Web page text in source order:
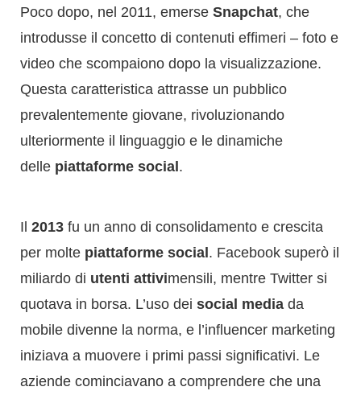
Poco dopo, nel 2011, emerse Snapchat, che
introdusse il concetto di contenuti effimeri – foto e
video che scompaiono dopo la visualizzazione.
Questa caratteristica attrasse un pubblico
prevalentemente giovane, rivoluzionando
ulteriormente il linguaggio e le dinamiche
delle piattaforme social.
Il 2013 fu un anno di consolidamento e crescita
per molte piattaforme social . Facebook superò il
miliardo di utenti attivimensili, mentre Twitter si
quotava in borsa. L’uso dei social media da
mobile divenne la norma, e l’influencer marketing
iniziava a muovere i primi passi significativi. Le
aziende cominciavano a comprendere che una